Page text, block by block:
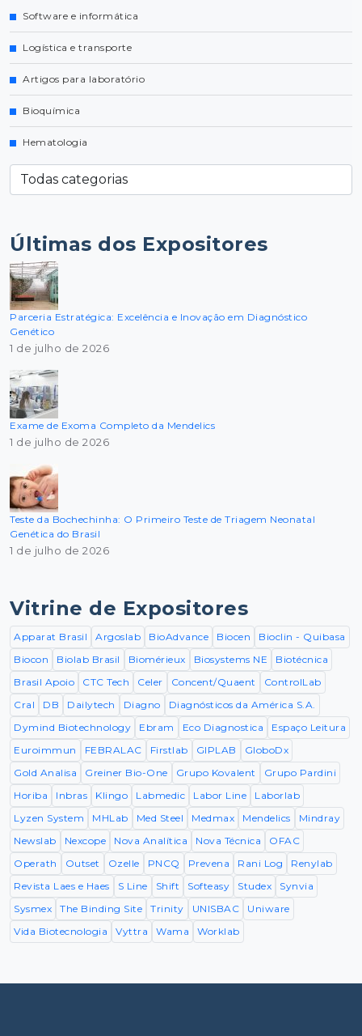
Software e informática
Logística e transporte
Artigos para laboratório
Bioquímica
Hematologia
Últimas dos Expositores
Parceria Estratégica: Excelência e Inovação em Diagnóstico
Genético
1 de julho de 2026
Exame de Exoma Completo da Mendelics
1 de julho de 2026
Teste da Bochechinha: O Primeiro Teste de Triagem Neonatal
Genética do Brasil
1 de julho de 2026
Vitrine de Expositores
Apparat Brasil Argoslab BioAdvance Biocen
Bioclin - Quibasa
Biocon
Biolab Brasil Biomérieux Biosystems NE
Biotécnica
Brasil Apoio
CTC Tech Celer Concent/Quaent
ControlLab
Cral
DB Dailytech Diagno
Diagnósticos da América S.A.
Dymind Biotechnology
Ebram Eco Diagnostica
Espaço Leitura
Euroimmun
FEBRALAC Firstlab GIPLAB
GloboDx
Gold Analisa
Greiner Bio-One Grupo Kovalent
Grupo Pardini
Horiba
Inbras Klingo Labmedic Labor Line
Laborlab
Lyzen System
MHLab Med Steel Medmax Mendelics
Mindray
Newslab
Nexcope Nova Analítica Nova Técnica
OFAC
Operath
Outset Ozelle PNCQ Prevena Rani Log
Renylab
Revista Laes e Haes
S Line Shift Softeasy Studex
Synvia
Sysmex
The Binding Site Trinity UNISBAC
Uniware
Vida Biotecnologia
Vyttra Wama Worklab